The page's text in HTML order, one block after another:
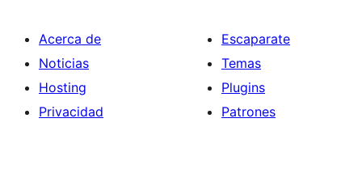
Acerca de
Noticias
Hosting
Privacidad
Escaparate
Temas
Plugins
Patrones